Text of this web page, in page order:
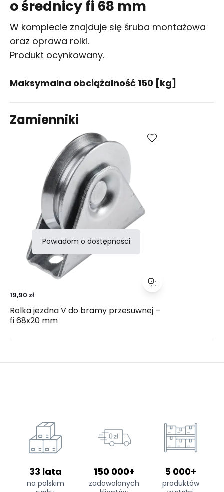
o średnicy fi 68 mm
W komplecie znajduje się śruba montażowa
oraz oprawa rolki.
Produkt ocynkowany.
Maksymalna obciążalność 150 [kg]
Zamienniki
Powiadom o dostępności
19,90 zł
Rolka jezdna V do bramy przesuwnej –
fi 68x20 mm
33 lata
na polskim
150 000+
zadowolonych
5 000+
produktów